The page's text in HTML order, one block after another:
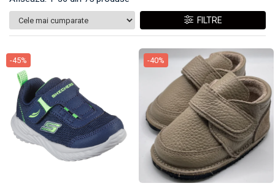
Formular de retur
FILTRE
-45% -40%